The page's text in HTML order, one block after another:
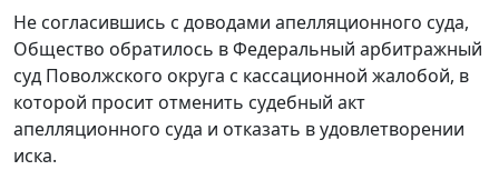
Не согласившись с доводами апелляционного суда,
Общество обратилось в Федеральный арбитражный
суд Поволжского округа с кассационной жалобой, в
которой просит отменить судебный акт
апелляционного суда и отказать в удовлетворении
иска.